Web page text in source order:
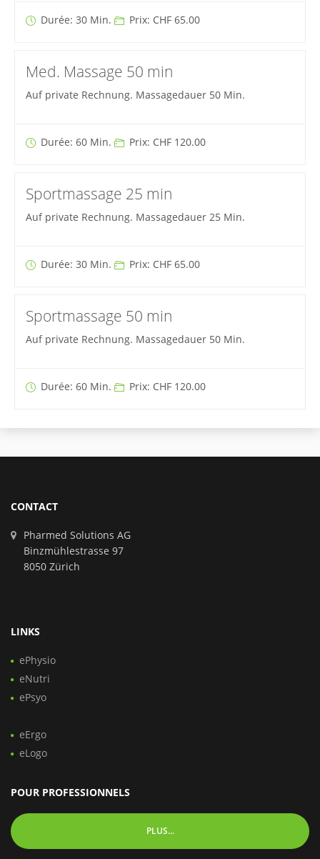
Durée: 30 Min. Prix: CHF 65.00
Med. Massage 50 min
Auf private Rechnung. Massagedauer 50 Min.
Durée: 60 Min. Prix: CHF 120.00
Sportmassage 25 min
Auf private Rechnung. Massagedauer 25 Min.
Durée: 30 Min. Prix: CHF 65.00
Sportmassage 50 min
Auf private Rechnung. Massagedauer 50 Min.
Durée: 60 Min. Prix: CHF 120.00
CONTACT
Pharmed Solutions AG
Binzmühlestrasse 97
8050 Zürich
LINKS
ePhysio
eNutri
ePsyo
eErgo
eLogo
POUR PROFESSIONNELS
PLUS...